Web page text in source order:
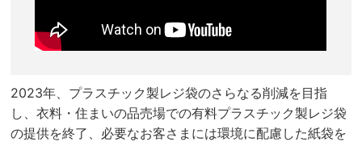
2023年、プラスチック製レジ袋のさらなる削減を目指
し、衣料・住まいの品売場での有料プラスチック製レジ袋
の提供を終了、必要なお客さまには環境に配慮した紙袋を